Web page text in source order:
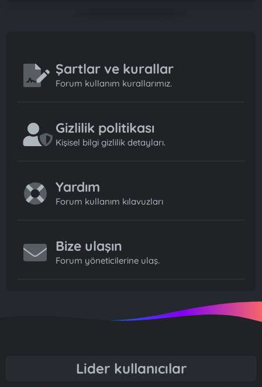
Şartlar ve kurallar
Forum kullanım kurallarımız.
Gizlilik politikası
Kişisel bilgi gizlilik detayları.
Yardım
Forum kullanım kılavuzları
Bize ulaşın
Forum yöneticilerine ulaş.
Lider kullanıcılar